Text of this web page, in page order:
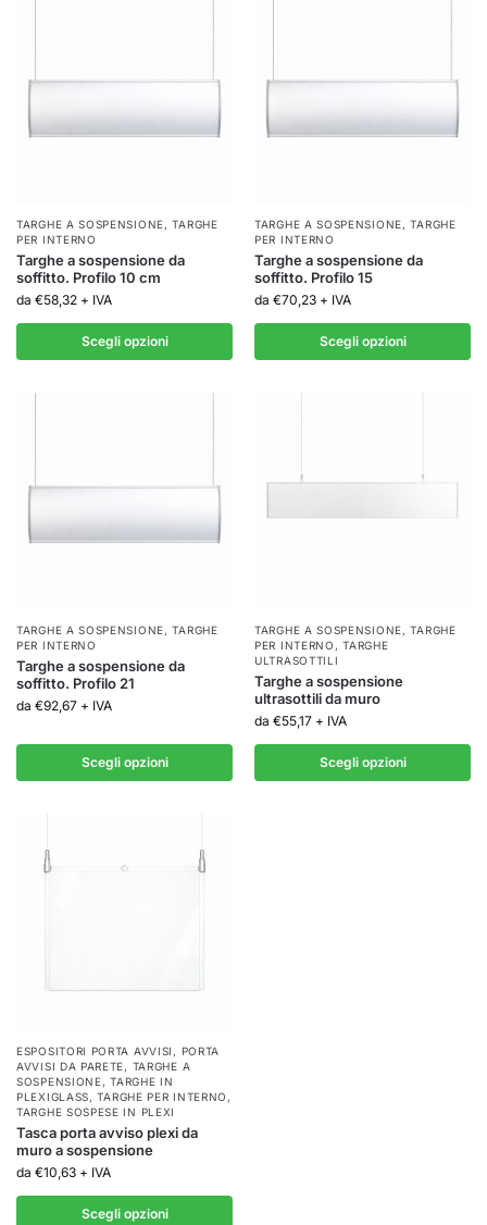
TARGHE A SOSPENSIONE,TARGHE
PER INTERNO
Targhe a sospensione da
soffitto. Profilo 10 cm
da €58,32 + IVA
Scegli opzioni
TARGHE A SOSPENSIONE,TARGHE
PER INTERNO
Targhe a sospensione da
soffitto. Profilo 15
da €70,23 + IVA
Scegli opzioni
TARGHE A SOSPENSIONE,TARGHE
PER INTERNO
Targhe a sospensione da
soffitto. Profilo 21
da €92,67 + IVA
Scegli opzioni
TARGHE A SOSPENSIONE,TARGHE
PER INTERNO ,TARGHE
ULTRASOTTILI
Targhe a sospensione
ultrasottili da muro
da €55,17 + IVA
Scegli opzioni
ESPOSITORI PORTA AVVISI , PORTA
AVVISI DA PARETE, TARGHE A
SOSPENSIONE,TARGHE IN
PLEXIGLASS,TARGHE PER INTERNO ,
TARGHE SOSPESE IN PLEXI
Tasca porta avviso plexi da
muro a sospensione
da €10,63 + IVA
Scegli opzioni